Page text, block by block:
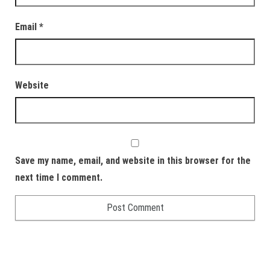
Email *
Website
Save my name, email, and website in this browser for the
next time I comment.